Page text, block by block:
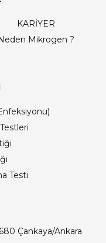
KARİYER
Mikrogen ?
Testi
Çankaya/Ankara